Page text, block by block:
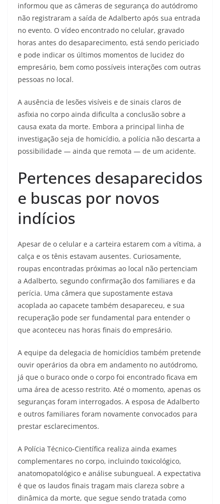
informou que as câmeras de segurança do autódromo
não registraram a saída de Adalberto após sua entrada
no evento. O vídeo encontrado no celular, gravado
horas antes do desaparecimento, está sendo periciado
e pode indicar os últimos momentos de lucidez do
empresário, bem como possíveis interações com outras
pessoas no local.
A ausência de lesões visíveis e de sinais claros de
asfixia no corpo ainda dificulta a conclusão sobre a
causa exata da morte. Embora a principal linha de
investigação seja de homicídio, a polícia não descarta a
possibilidade — ainda que remota — de um acidente.
Pertences desaparecidos
e buscas por novos
indícios
Apesar de o celular e a carteira estarem com a vítima, a
calça e os tênis estavam ausentes. Curiosamente,
roupas encontradas próximas ao local não pertenciam
a Adalberto, segundo confirmação dos familiares e da
perícia. Uma câmera que supostamente estava
acoplada ao capacete também desapareceu, e sua
recuperação pode ser fundamental para entender o
que aconteceu nas horas finais do empresário.
A equipe da delegacia de homicídios também pretende
ouvir operários da obra em andamento no autódromo,
já que o buraco onde o corpo foi encontrado ficava em
uma área de acesso restrito. Até o momento, apenas os
seguranças foram interrogados. A esposa de Adalberto
e outros familiares foram novamente convocados para
prestar esclarecimentos.
A Polícia Técnico-Científica realiza ainda exames
complementares no corpo, incluindo toxicológico,
anatomopatológico e análise subungueal. A expectativa
é que os laudos finais tragam mais clareza sobre a
dinâmica da morte, que segue sendo tratada como